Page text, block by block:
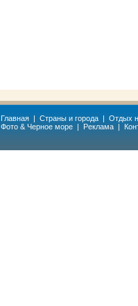
Главная | Страны и города | Отдых
Фото & Черное море | Реклама |